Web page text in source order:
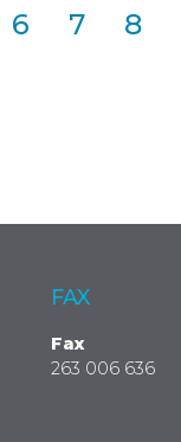
6 7 8
FAX
Fax
263 006 636